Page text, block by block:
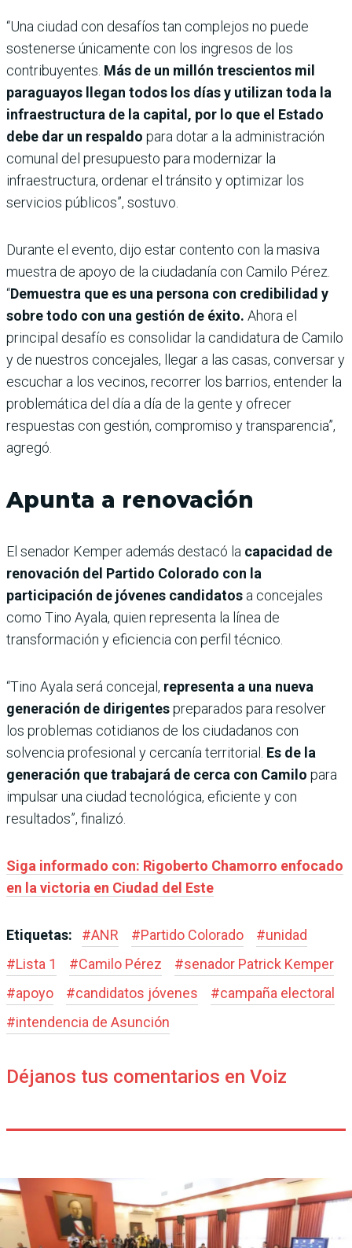
“Una ciudad con desafíos tan complejos no puede
sostenerse únicamente con los ingresos de los
contribuyentes. Más de un millón trescientos mil
paraguayos llegan todos los días y utilizan toda la
infraestructura de la capital, por lo que el Estado
debe dar un respaldo para dotar a la administración
comunal del presupuesto para modernizar la
infraestructura, ordenar el tránsito y optimizar los
servicios públicos”, sostuvo.
Durante el evento, dijo estar contento con la masiva
muestra de apoyo de la ciudadanía con Camilo Pérez.
“Demuestra que es una persona con credibilidad y
sobre todo con una gestión de éxito. Ahora el
principal desafío es consolidar la candidatura de Camilo
y de nuestros concejales, llegar a las casas, conversar y
escuchar a los vecinos, recorrer los barrios, entender la
problemática del día a día de la gente y ofrecer
respuestas con gestión, compromiso y transparencia”,
agregó.
Apunta a renovación
El senador Kemper además destacó la capacidad de
renovación del Partido Colorado con la
participación de jóvenes candidatos a concejales
como Tino Ayala, quien representa la línea de
transformación y eficiencia con perfil técnico.
“Tino Ayala será concejal, representa a una nueva
generación de dirigentespreparados para resolver
los problemas cotidianos de los ciudadanos con
solvencia profesional y cercanía territorial. Es de la
generación que trabajará de cerca con Camilo para
impulsar una ciudad tecnológica, eficiente y con
resultados”, finalizó.
Siga informado con: Rigoberto Chamorro enfocado
en la victoria en Ciudad del Este
Etiquetas: #ANR #Partido Colorado #unidad
#Lista 1 #Camilo Pérez #senador Patrick Kemper
#apoyo #candidatos jóvenes #campaña electoral
#intendencia de Asunción
Déjanos tus comentarios en Voiz